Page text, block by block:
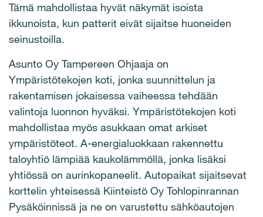
Tämä mahdollistaa hyvät näkymät isoista
ikkunoista, kun patterit eivät sijaitse huoneiden
seinustoilla.
Asunto Oy Tampereen Ohjaaja on
Ympäristötekojen koti, jonka suunnittelun ja
rakentamisen jokaisessa vaiheessa tehdään
valintoja luonnon hyväksi. Ympäristötekojen koti
mahdollistaa myös asukkaan omat arkiset
ympäristöteot. A-energialuokkaan rakennettu
taloyhtiö lämpiää kaukolämmöllä, jonka lisäksi
yhtiössä on aurinkopaneelit. Autopaikat sijaitsevat
korttelin yhteisessä Kiinteistö Oy Tohlopinrannan
Pysäköinnissä ja ne on varustettu sähköautojen